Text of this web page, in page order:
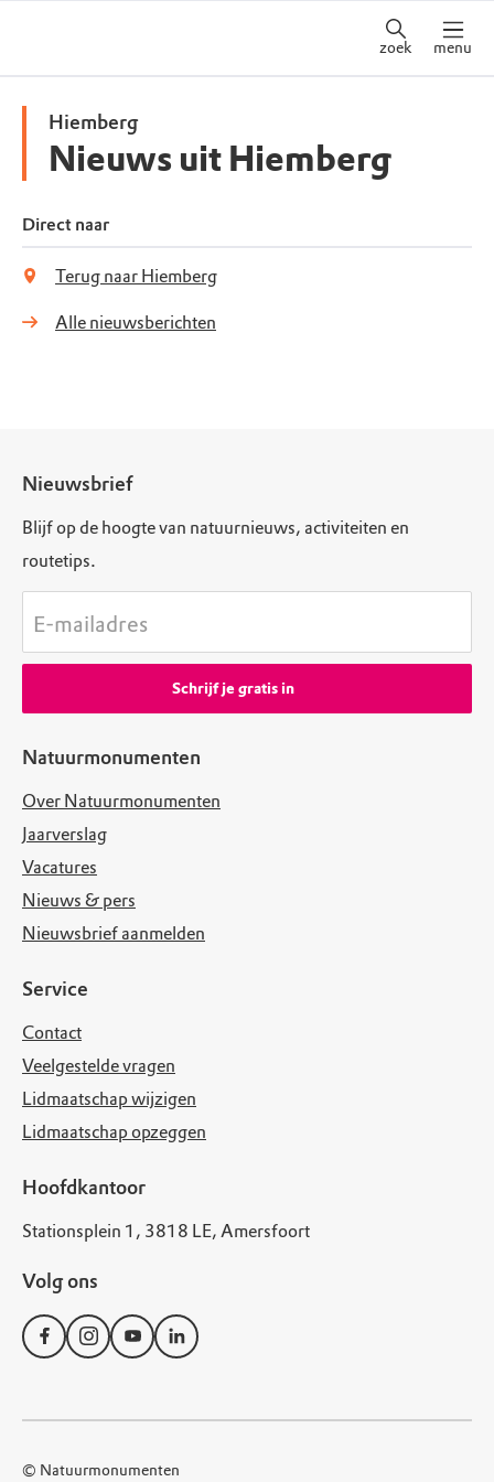
zoek menu
Hiemberg
Nieuws uit Hiemberg
Direct naar
Terug naar Hiemberg
Alle nieuwsberichten
Natuurmonumenten
Over Natuurmonumenten
Jaarverslag
Vacatures
Nieuws & pers
Nieuwsbrief aanmelden
Service
Contact
Veelgestelde vragen
Lidmaatschap wijzigen
Lidmaatschap opzeggen
Hoofdkantoor
Stationsplein 1, 3818 LE, Amersfoort
Volg ons
Nieuwsbrief
Blijf op de hoogte van natuurnieuws, activiteiten en
routetips.
E-mailadres
Schrijf je gratis in
© Natuurmonumenten